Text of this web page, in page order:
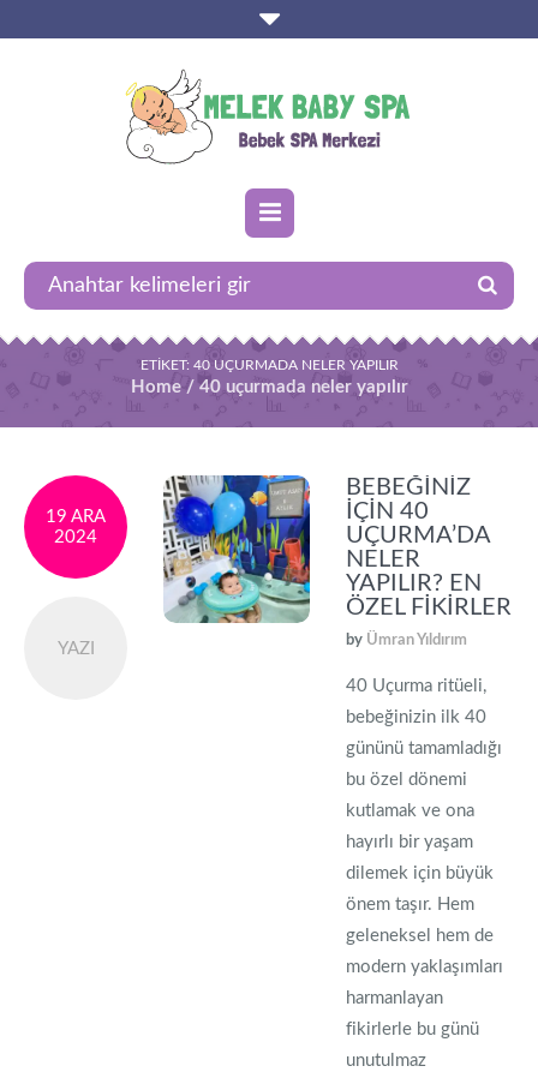
ETIKET: 40 UÇURMADA NELER YAPILIR
Home / 40 uçurmada neler yapılır
19 ARA
2024
YAZI
BEBEĞINIZ
İÇIN 40
UÇURMA’DA
NELER
YAPILIR? EN
ÖZEL FIKIRLER
by Ümran Yıldırım
40 Uçurma ritüeli,
bebeğinizin ilk 40
gününü tamamladığı
bu özel dönemi
kutlamak ve ona
hayırlı bir yaşam
dilemek için büyük
önem taşır. Hem
geleneksel hem de
modern yaklaşımları
harmanlayan
fikirlerle bu günü
unutulmaz